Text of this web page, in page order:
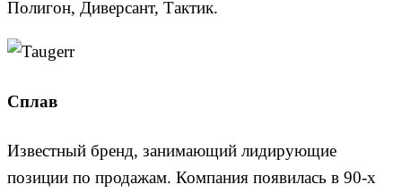
Полигон, Диверсант, Тактик.
Сплав
Известный бренд, занимающий лидирующие
позиции по продажам. Компания появилась в 90-х